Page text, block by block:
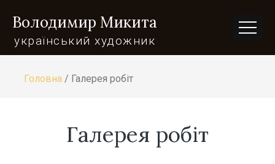
Володимир Микита
український художник
Головна / Галерея робіт
Галерея робіт